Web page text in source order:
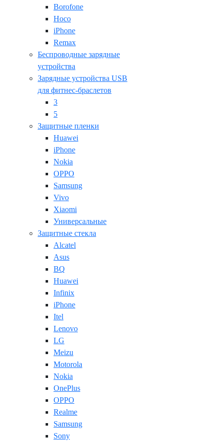
Borofone
Hoco
iPhone
Remax
Беспроводные зарядные
устройства
Зарядные устройства USB
для фитнес-браслетов
3
5
Защитные пленки
Huawei
iPhone
Nokia
OPPO
Samsung
Vivo
Xiaomi
Универсальные
Защитные стекла
Alcatel
Asus
BQ
Huawei
Infinix
iPhone
Itel
Lenovo
LG
Meizu
Motorola
Nokia
OnePlus
OPPO
Realme
Samsung
Sony